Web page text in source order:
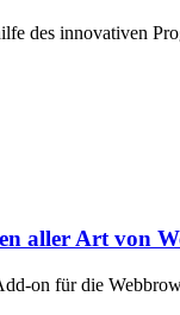
des innovativen
aller Art von
on für die